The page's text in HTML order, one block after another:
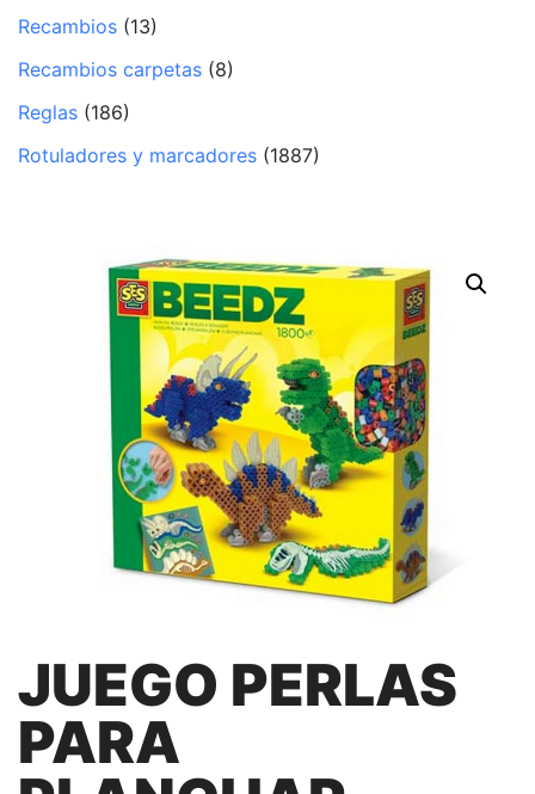
Recambios (13)
Recambios carpetas (8)
Reglas (186)
Rotuladores y marcadores (1887)
JUEGO PERLAS
PARA